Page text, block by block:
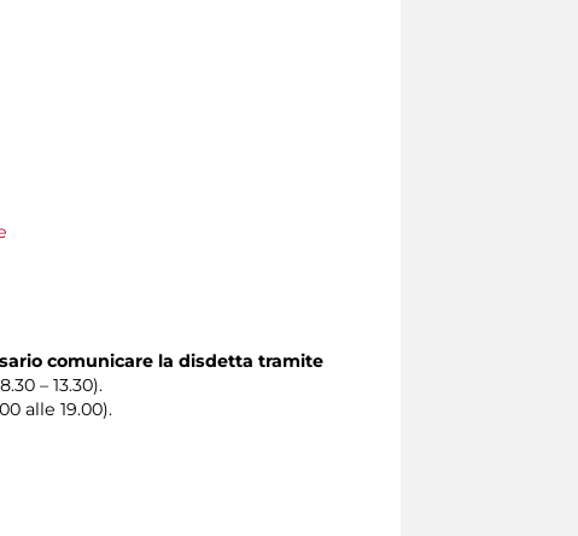
comunicare la disdetta tramite
– 13.30).
alle 19.00).